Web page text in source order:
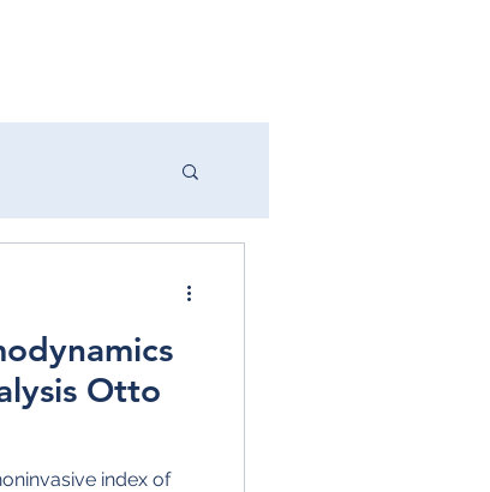
Hypertonie
Otto
index of